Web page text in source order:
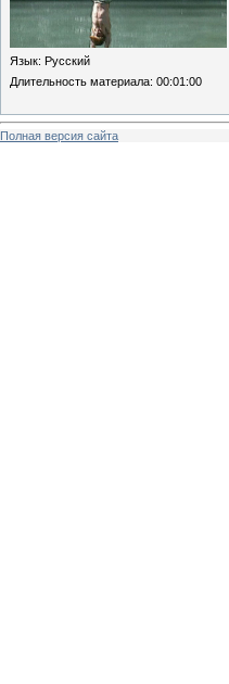
Язык: Русский
Длительность материала: 00:01:00
Полная версия сайта